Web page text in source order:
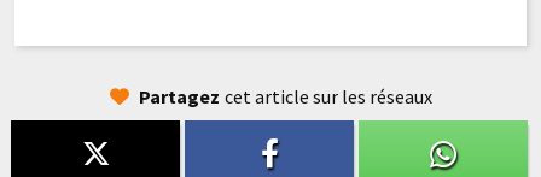
Partagez cet article sur les réseaux